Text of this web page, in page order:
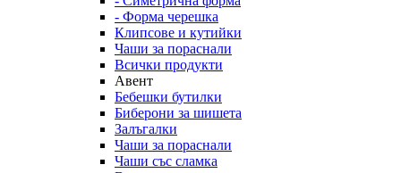
- Форма черешка
Клипсове и кутийки
Чаши за пораснали
Всички продукти
Авент
Бебешки бутилки
Биберони за шишета
Залъгалки
Чаши за пораснали
Чаши със сламка